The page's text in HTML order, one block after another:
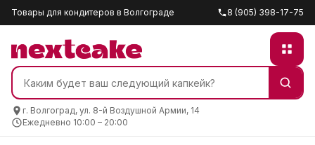
Товары для кондитеров в Волгограде 8 (905) 398-17-75
г. Волгоград, ул. 8-й Воздушной Армии, 14
Ежедневно 10:00 – 20:00